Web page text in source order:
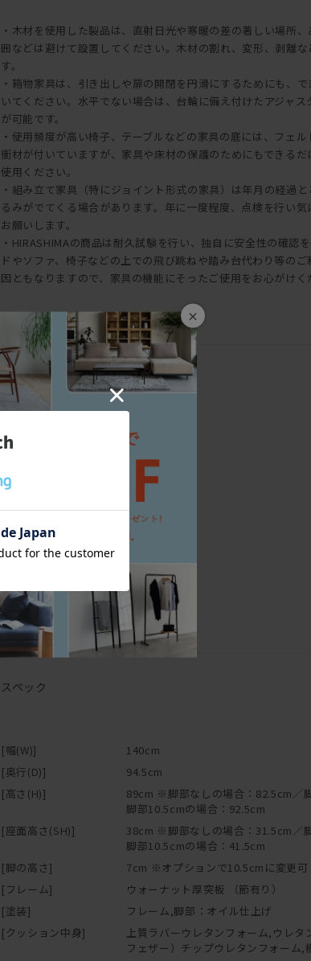
×
・木材を使用した製品は、直射日光や寒暖の差の著しい場所
囲などは避けて設置してください。木材の割れ、変形、剥離
す。
・箱物家具は、引き出しや扉の開閉を円滑にするためにも、
いてください。水平でない場合は、台輪に備え付けたアジャス
が可能です。
・使用頻度が高い椅子、テーブルなどの家具の底には、フェ
衝材が付いていますが、家具や床材の保護のためにもできる
使用ください。
・組み立て家具（特にジョイント形式の家具）は年月の経過
るみがでてくる場合があります。年に一度程度、点検を行い
お願いします。
・HIRASHIMAの商品は耐久試験を行い、独自に安全性の確認
ドやソファ、椅子などの上での飛び跳ねや踏み台代わり等の
因ともなりますので、家具の機能にそったご使用をお心がけく
三面図
スペック
[幅(W)]
140cm
[奥行(D)]
94.5cm
[高さ(H)]
89cm ※脚部なしの場合：82.5cm／
脚部10.5cmの場合：92.5cm
[座面高さ(SH)]
38cm ※脚部なしの場合：31.5cm／
脚部10.5cmの場合：41.5cm
[脚の高さ]
7cm ※オプションで10.5cmに変更可
[フレーム]
ウォーナット厚突板 （節有り）
[塗装]
フレーム,脚部：オイル仕上げ
[クッション中身]
上質ラバーウレタンフォーム,ウレタ
フェザー）チップウレタンフォーム,